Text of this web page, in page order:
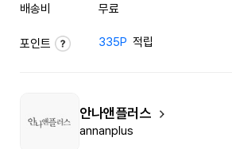
배송비 무료
포인트 335P 적립
안나앤플러스
annanplus